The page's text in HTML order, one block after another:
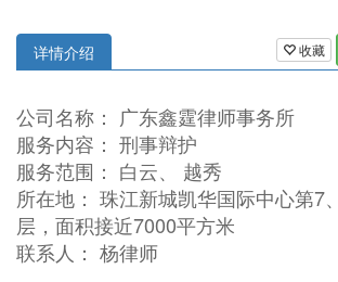
收藏
详情介绍
公司名称： 广东鑫霆律师事务所
服务内容： 刑事辩护
服务范围： 白云、 越秀
所在地： 珠江新城凯华国际中心第7
层，面积接近7000平方米
联系人： 杨律师